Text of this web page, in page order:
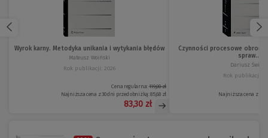
Wyrok karny. Metodyka unikania i wytykania błędów
Mateusz Woiński
Rok publikacji: 2026
Cena regularna:119,00 zł
Najniższa cena z 30 dni przed obniżką:85,68 zł
83,30 zł
Czynności procesowe
spraw...
Dariusz
Rok publikacji:
Najniższa cena z 30